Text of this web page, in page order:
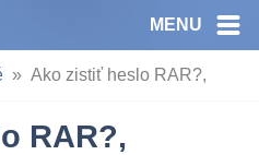
MENU
Ako zistiť heslo RAR?,
RAR?,